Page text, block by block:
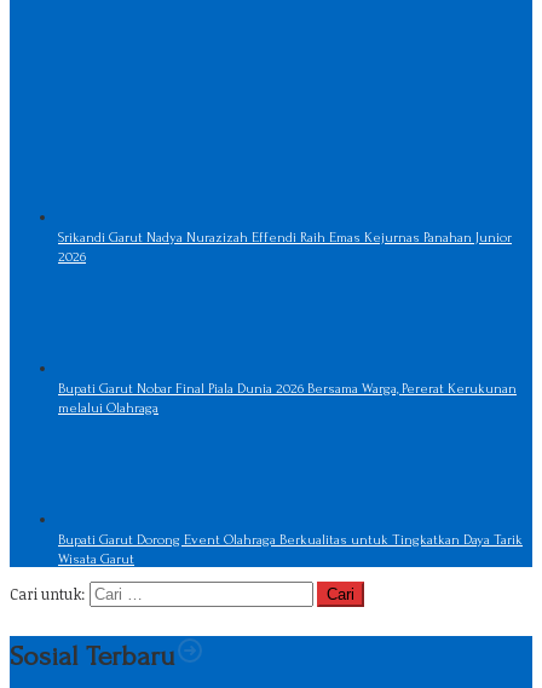
Srikandi Garut Nadya Nurazizah Effendi Raih Emas Kejurnas Panahan Junior
2026
Bupati Garut Nobar Final Piala Dunia 2026 Bersama Warga, Pererat Kerukunan
melalui Olahraga
Bupati Garut Dorong Event Olahraga Berkualitas untuk Tingkatkan Daya Tarik
Wisata Garut
Cari untuk:
Sosial Terbaru